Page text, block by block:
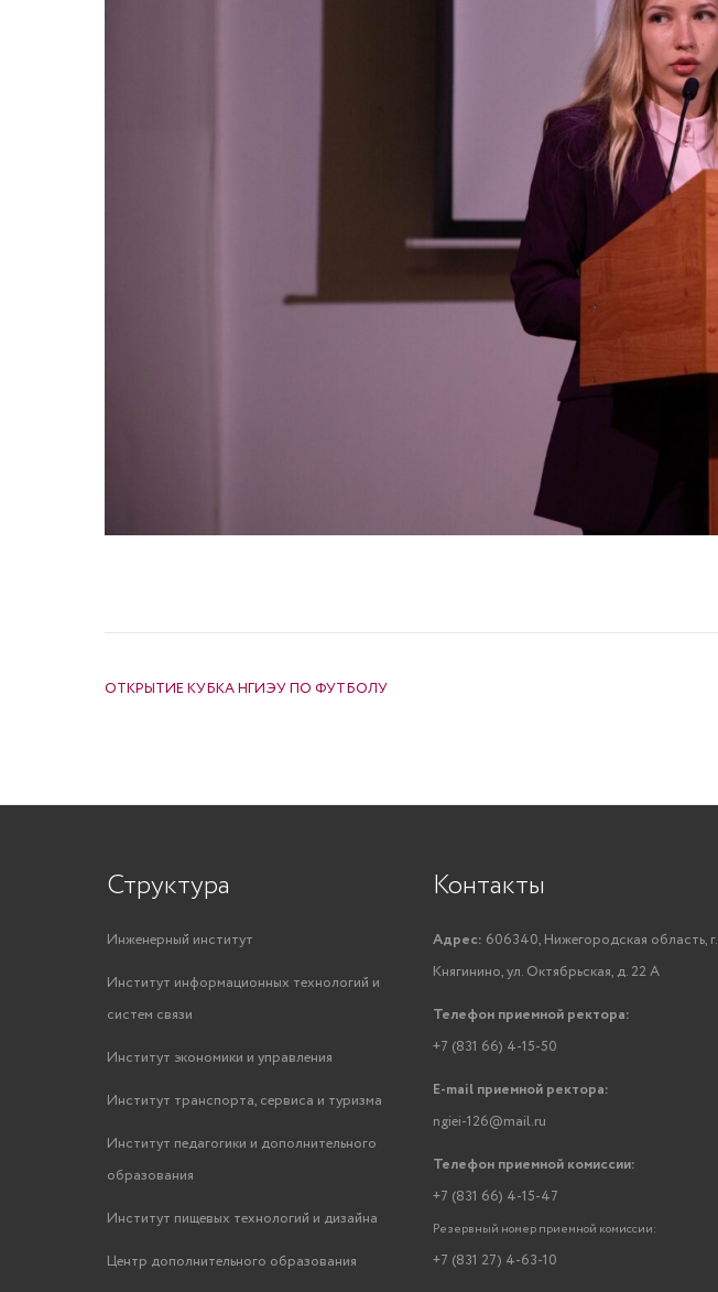
ОТКРЫТИЕ КУБКА НГИЭУ ПО ФУТБОЛУ
Структура
Инженерный институт
Институт информационных технологий и
систем связи
Институт экономики и управления
Институт транспорта, сервиса и туризма
Институт педагогики и дополнительного
образования
Институт пищевых технологий и дизайна
Центр дополнительного образования
Контакты
Адрес: 606340, Нижегородская область, г.
Княгинино, ул. Октябрьская, д. 22 А
Телефон приемной ректора:
+7 (831 66) 4-15-50
E-mail приемной ректора:
ngiei-126@mail.ru
Телефон приемной комиссии:
+7 (831 66) 4-15-47
Резервный номер приемной комиссии:
+7 (831 27) 4-63-10